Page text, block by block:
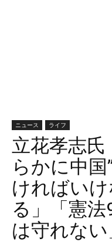
ニュース ライフ
立花孝志氏
らかに中
ければい
る」「憲
は守れない